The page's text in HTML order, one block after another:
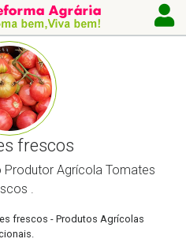
frescos
Agrícola Tomates
.
frescos - Produtos Agrícolas